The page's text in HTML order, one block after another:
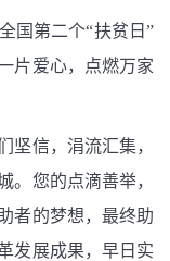
国第二个“扶贫日”
片爱心，点燃万家
坚信，涓流汇集，
。您的点滴善举，
者的梦想，最终助
发展成果，早日实